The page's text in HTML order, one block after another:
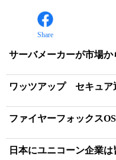
Share
サーバメーカーが市場か
ワッツアップ セキュア
ファイヤーフォックス
日本にユニコーン企業は